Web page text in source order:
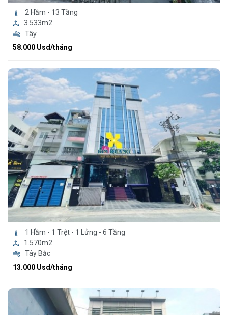
2 Hầm - 13 Tầng
3.533m2
Tây
58.000 Usd/tháng
1 Hầm - 1 Trệt - 1 Lửng - 6 Tầng
1.570m2
Tây Bắc
13.000 Usd/tháng